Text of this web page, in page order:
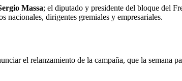
Massa; el diputado y presidente del bloque del
nacionales, dirigentes gremiales y empresariales.
el relanzamiento de la campaña, que la semana